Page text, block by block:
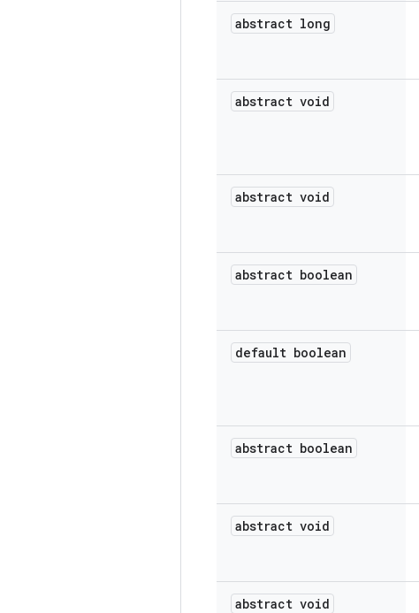
abstract long
abstract void
abstract void
abstract boolean
default boolean
abstract boolean
abstract void
abstract void